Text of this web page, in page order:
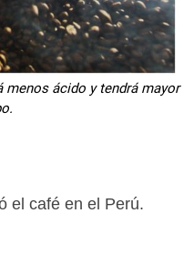
ácido y tendrá mayor
el café en el Perú.